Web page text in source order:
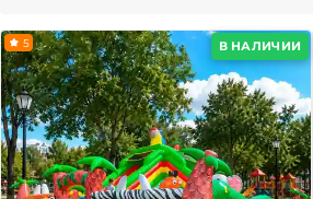
В НАЛИЧИИ
5